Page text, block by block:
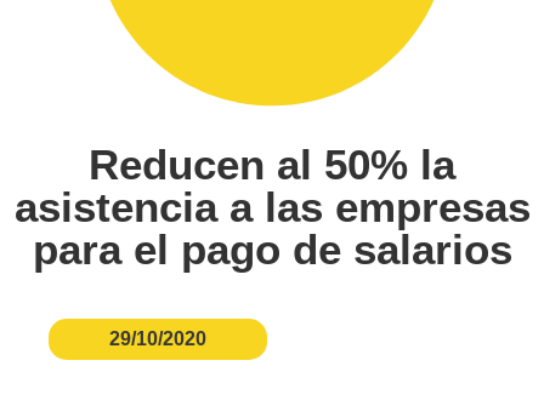
Reducen al 50% la
asistencia a las empresas
para el pago de salarios
29/10/2020